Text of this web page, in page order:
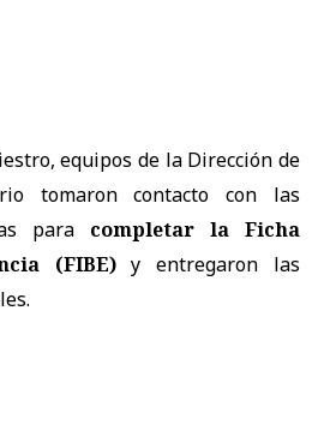
equipos de la Dirección de
tomaron contacto con las
para completar la Ficha
(FIBE)y entregaron las